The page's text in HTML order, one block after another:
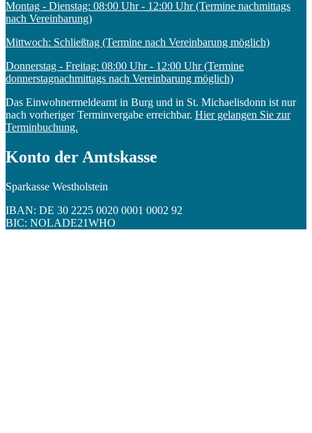
Montag - Dienstag: 08:00 Uhr - 12:00 Uhr (Termine nachmittags
nach Vereinbarung)
Mittwoch: Schließtag (Termine nach Vereinbarung möglich)
Donnerstag - Freitag: 08:00 Uhr - 12:00 Uhr (Termine
donnerstagnachmittags nach Vereinbarung möglich)
Das Einwohnermeldeamt in Burg und in St. Michaelisdonn ist nur
nach vorheriger Terminvergabe erreichbar. Hier gelangen Sie zur
Terminbuchung.
Konto der Amtskasse
Sparkasse Westholstein
IBAN: DE 30 2225 0020 0001 0002 92
BIC: NOLADE21WHO